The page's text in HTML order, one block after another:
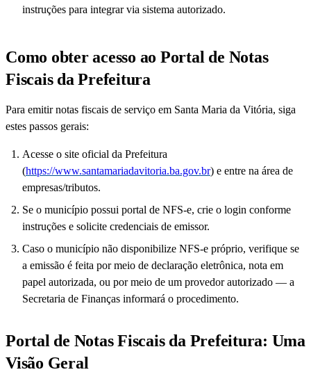
instruções para integrar via sistema autorizado.
Como obter acesso ao Portal de Notas
Fiscais da Prefeitura
Para emitir notas fiscais de serviço em Santa Maria da Vitória, siga
estes passos gerais:
Acesse o site oficial da Prefeitura
(https://www.santamariadavitoria.ba.gov.br) e entre na área de
empresas/tributos.
Se o município possui portal de NFS-e, crie o login conforme
instruções e solicite credenciais de emissor.
Caso o município não disponibilize NFS-e próprio, verifique se
a emissão é feita por meio de declaração eletrônica, nota em
papel autorizada, ou por meio de um provedor autorizado — a
Secretaria de Finanças informará o procedimento.
Portal de Notas Fiscais da Prefeitura: Uma
Visão Geral